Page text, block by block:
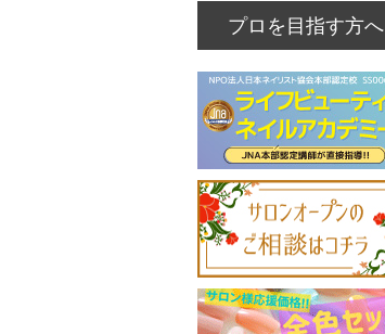
プロを目指す方へ